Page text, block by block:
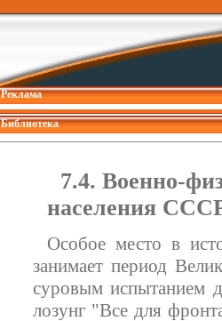
Реклама
Библиотека
7.4. Военно-
населения
Особое место в
занимает период
суровым испытанием
лозунг "Все для